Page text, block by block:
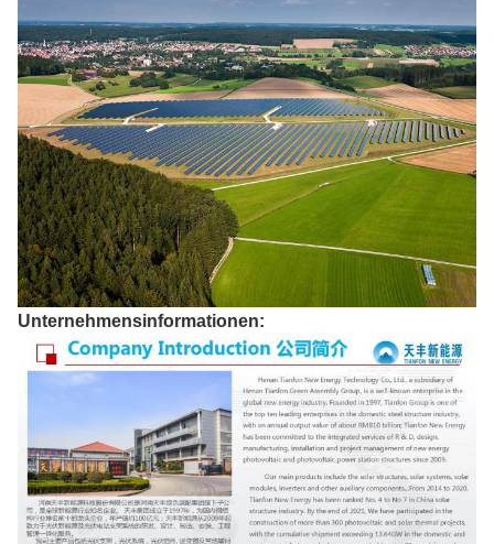
Unternehmensinformationen: